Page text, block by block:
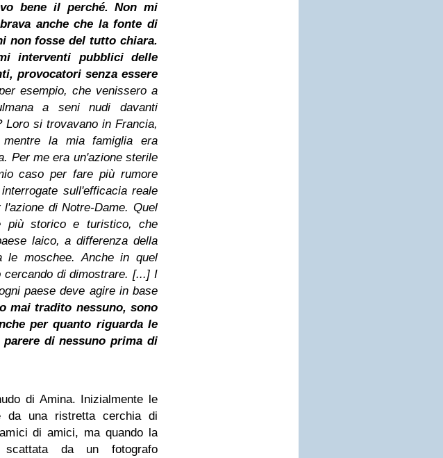
bene il perché. Non mi
anche che la fonte di
non fosse del tutto chiara.
interventi pubblici delle
provocatori senza essere
esempio, che venissero a
a seni nudi davanti
Loro si trovavano in Francia,
la mia famiglia era
Per me era un'azione sterile
caso per fare più rumore
sull'efficacia reale
di Notre-Dame. Quel
più storico e turistico, che
laico, a differenza della
le moschee. Anche in quel
di dimostrare. [...] I
paese deve agire in base
mai tradito nessuno, sono
per quanto riguarda le
di nessuno prima di
di Amina. Inizialmente le
da una ristretta cerchia di
di amici, ma quando la
da un fotografo